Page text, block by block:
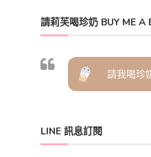
請莉芙喝珍奶 BUY ME A
請我喝珍
LINE 訊息訂閱